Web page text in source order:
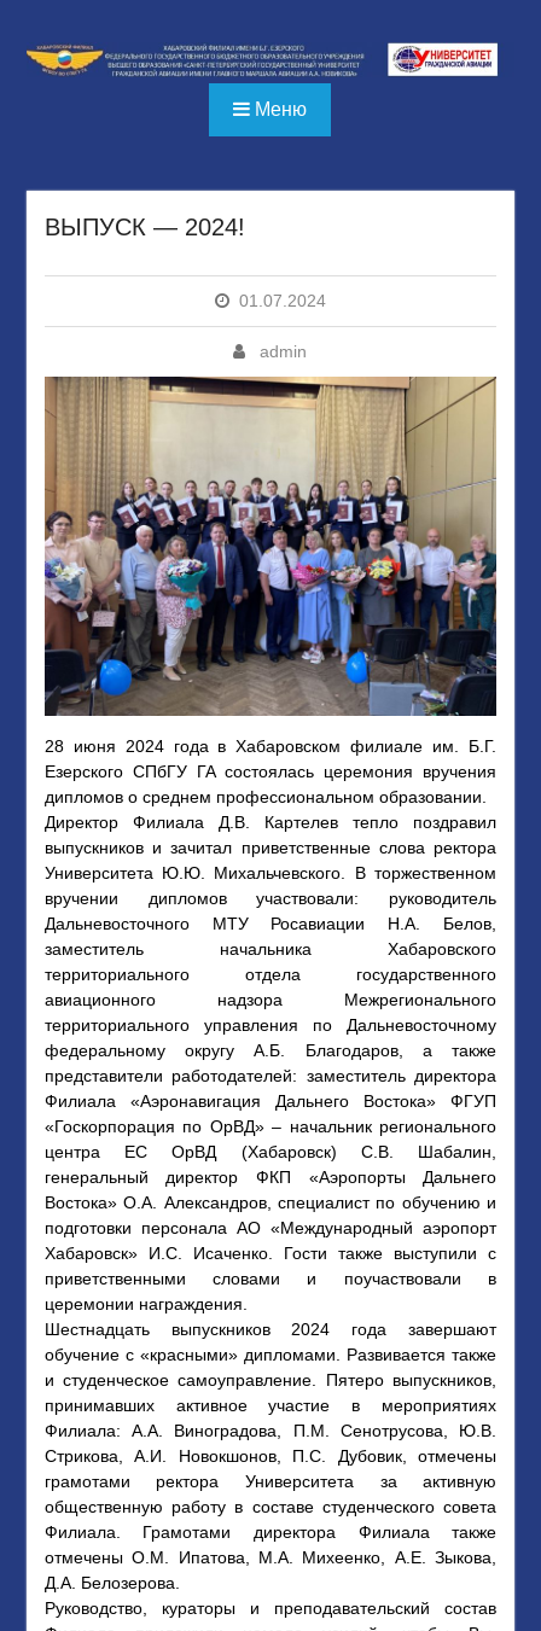
содержимому
Меню
ВЫПУСК — 2024!
01.07.2024
admin
28 июня 2024 года в Хабаровском филиале им. Б.Г.
Езерского СПбГУ ГА состоялась церемония вручения
дипломов о среднем профессиональном образовании.
Директор Филиала Д.В. Картелев тепло поздравил
выпускников и зачитал приветственные слова ректора
Университета Ю.Ю. Михальчевского. В торжественном
вручении дипломов участвовали: руководитель
Дальневосточного МТУ Росавиации Н.А. Белов,
заместитель начальника Хабаровского
территориального отдела государственного
авиационного надзора Межрегионального
территориального управления по Дальневосточному
федеральному округу А.Б. Благодаров, а также
представители работодателей: заместитель директора
Филиала «Аэронавигация Дальнего Востока» ФГУП
«Госкорпорация по ОрВД» – начальник регионального
центра ЕС ОрВД (Хабаровск) С.В. Шабалин,
генеральный директор ФКП «Аэропорты Дальнего
Востока» О.А. Александров, специалист по обучению и
подготовки персонала АО «Международный аэропорт
Хабаровск» И.С. Исаченко. Гости также выступили с
приветственными словами и поучаствовали в
церемонии награждения.
Шестнадцать выпускников 2024 года завершают
обучение с «красными» дипломами. Развивается также
и студенческое самоуправление. Пятеро выпускников,
принимавших активное участие в мероприятиях
Филиала: А.А. Виноградова, П.М. Сенотрусова, Ю.В.
Стрикова, А.И. Новокшонов, П.С. Дубовик, отмечены
грамотами ректора Университета за активную
общественную работу в составе студенческого совета
Филиала. Грамотами директора Филиала также
отмечены О.М. Ипатова, М.А. Михеенко, А.Е. Зыкова,
Д.А. Белозерова.
Руководство, кураторы и преподавательский состав